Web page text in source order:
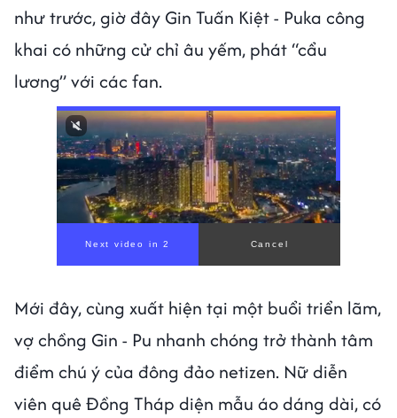
như trước, giờ đây Gin Tuấn Kiệt - Puka công
khai có những cử chỉ âu yếm, phát “cẩu
lương” với các fan.
Mới đây, cùng xuất hiện tại một buổi triển lãm,
vợ chồng Gin - Pu nhanh chóng trở thành tâm
điểm chú ý của đông đảo netizen. Nữ diễn
viên quê Đồng Tháp diện mẫu áo dáng dài, có